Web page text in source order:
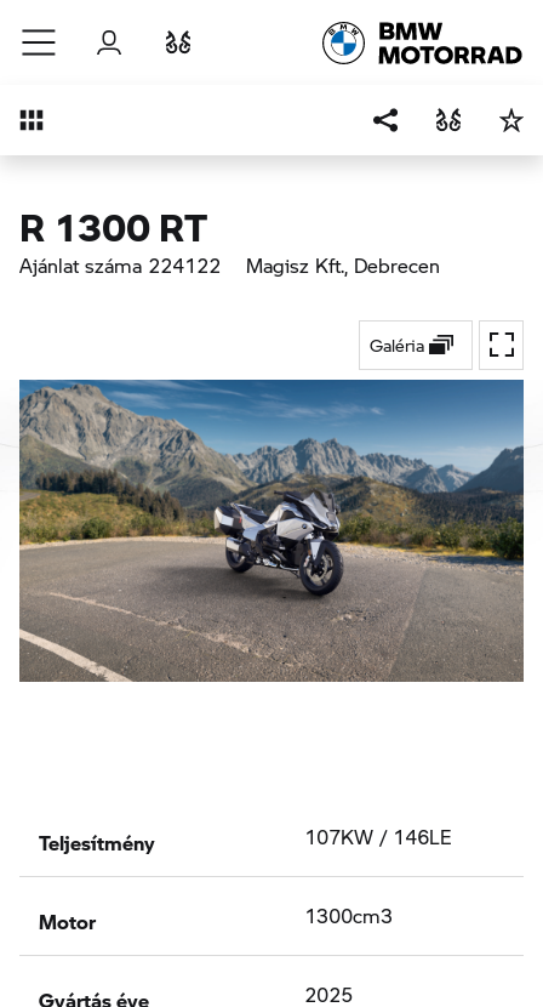
Ugrás a főtartalomra
BejelentkezésÖsszehasonlítás
Áttekintés
R 1300 RT
Ajánlat száma 224122 Magisz Kft., Debrecen
Galéria
Teljesítmény 107KW / 146LE
Motor 1300cm3
Gyártás éve 2025